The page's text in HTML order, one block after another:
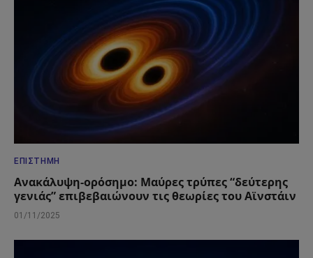
ΕΠΙΣΤΉΜΗ
Ανακάλυψη-ορόσημο: Μαύρες τρύπες “δεύτερης
γενιάς” επιβεβαιώνουν τις θεωρίες του Αϊνστάιν
01/11/2025